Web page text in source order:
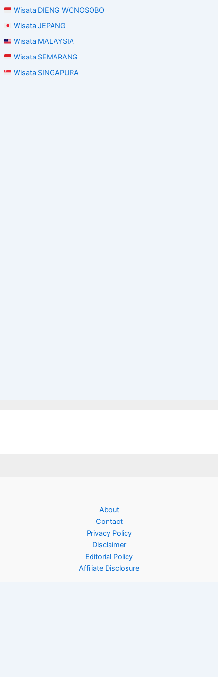
Wisata DIENG WONOSOBO
Wisata JEPANG
Wisata MALAYSIA
Wisata SEMARANG
Wisata SINGAPURA
About
Contact
Privacy Policy
Disclaimer
Editorial Policy
Affiliate Disclosure